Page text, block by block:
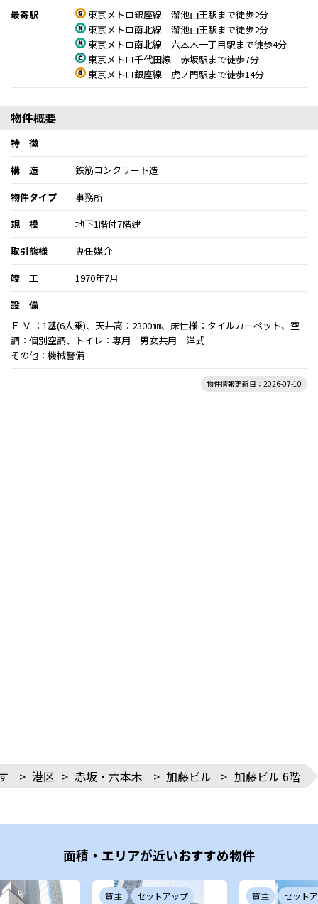
最寄駅
東京メトロ銀座線 溜池山王駅まで徒歩2分
東京メトロ南北線 溜池山王駅まで徒歩2分
東京メトロ南北線 六本木一丁目駅まで徒歩4分
東京メトロ千代田線 赤坂駅まで徒歩7分
東京メトロ銀座線 虎ノ門駅まで徒歩14分
物件概要
特 徴
構 造
鉄筋コンクリート造
物件タイプ
事務所
規 模
地下1階付7階建
取引態様
専任媒介
竣 工
1970年7月
設 備
Ｅ Ｖ ：1基(6人乗)、天井高：2300㎜、床仕様：タイルカーペット、空
調：個別空調、トイレ：専用 男女共用 洋式
その他：機械警備
物件情報更新日：2026-07-10
> 港区 > 赤坂・六本木 > 加藤ビル > 加藤ビル 6階
面積・エリアが近いおすすめ物件
貸主 セットアップ 貸主 セット